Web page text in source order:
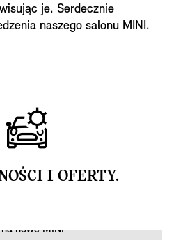
je. Serdecznie
naszego salonu MINI.
I OFERTY.